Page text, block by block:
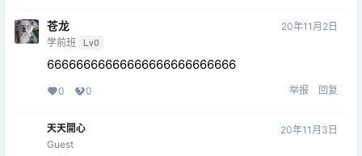
苍龙
学前班 Lv0
20年11月2日
66666666666666666666666666
0 0 举报 回复
天天開心
Guest
20年11月3日